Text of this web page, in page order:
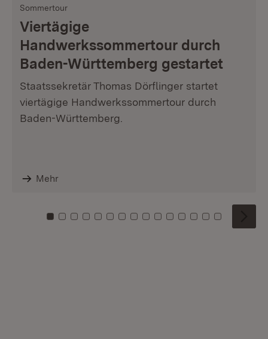
Sommertour
Viertägige
Handwerkssommertour durch
Baden-Württemberg gestartet
Staatssekretär Thomas Dörflinger startet
viertägige Handwerkssommertour durch
Baden-Württemberg.
Mehr
Zu Kachel: 0
Zu Kachel: 1
Zu Kachel: 2
Zu Kachel: 3
Zu Kachel: 4
Zu Kachel: 5
Zu Kachel: 6
Zu Kachel: 7
Zu Kachel: 8
Zu Kachel: 9
Zu Kachel: 10
Zu Kachel: 11
Zu Kachel: 12
Zu Kachel:
Zu